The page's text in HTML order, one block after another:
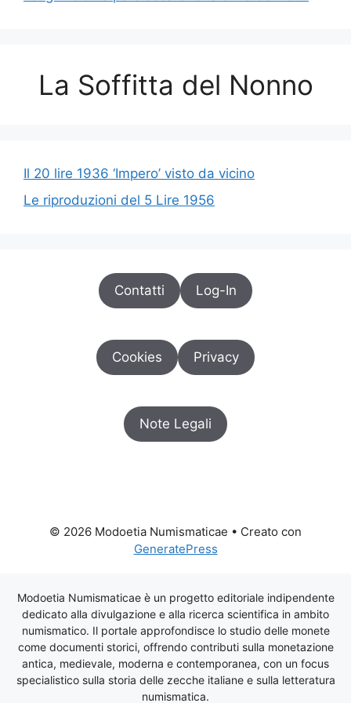
La Soffitta del Nonno
Il 20 lire 1936 ‘Impero’ visto da vicino
Le riproduzioni del 5 Lire 1956
Contatti Log-In
Cookies Privacy
Note Legali
© 2026 Modoetia Numismaticae • Creato con
GeneratePress
Modoetia Numismaticae è un progetto editoriale indipendente
dedicato alla divulgazione e alla ricerca scientifica in ambito
numismatico. Il portale approfondisce lo studio delle monete
come documenti storici, offrendo contributi sulla monetazione
antica, medievale, moderna e contemporanea, con un focus
specialistico sulla storia delle zecche italiane e sulla letteratura
numismatica.